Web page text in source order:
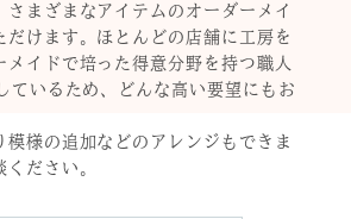
さまざまなアイテムのオーダーメイ
だけます。ほとんどの店舗に工房を
メイドで培った得意分野を持つ職人
いるため、どんな高い要望にもお
模様の追加などのアレンジもできま
ださい。